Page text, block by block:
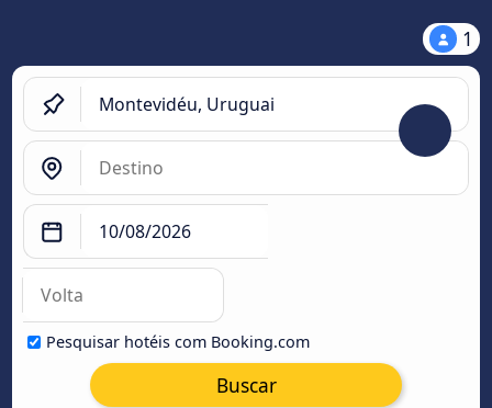
1
Pesquisar hotéis com Booking.com
Buscar